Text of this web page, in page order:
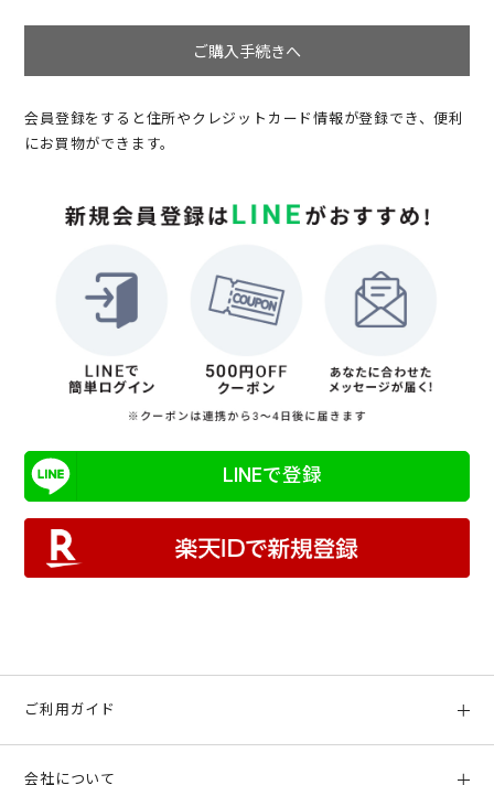
ご購入手続きへ
会員登録をすると住所やクレジットカード情報が登録でき、便利
にお買物ができます。
LINEで登録
ご利用ガイド
会社について